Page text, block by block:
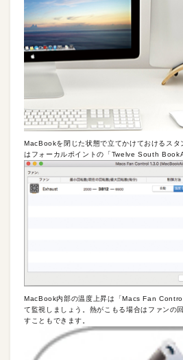
MacBookを閉じた状態で立てかけておけるスタ
はフォーカルポイントの「Twelve South
MacBook内部の温度上昇は「Macs Fan
て監視しましょう。熱がこもる場合はファンの
すこともできます。